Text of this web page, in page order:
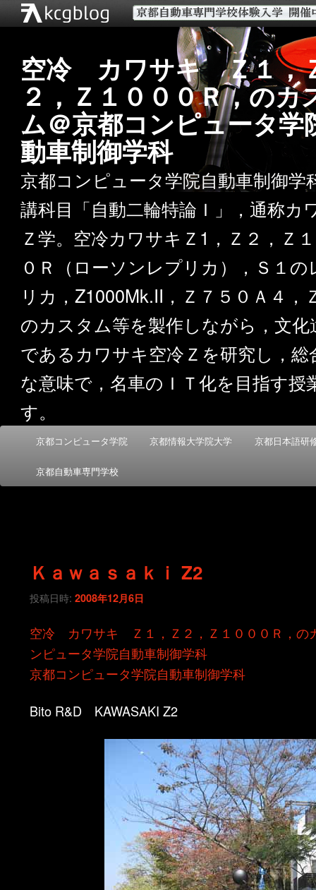
空冷 カワサキ Ｚ１，
２，Ｚ１０００Ｒ，のカ
ム＠京都コンピュータ学
動車制御学科
京都コンピュータ学院自動車制御学
講科目「自動二輪特論Ｉ」，通称カ
Ｚ学。空冷カワサキＺ1，Ｚ２，Ｚ
０Ｒ（ローソンレプリカ），Ｓ１の
リカ，Z1000Mk.II，Ｚ７５０Ａ４，
のカスタム等を製作しながら，文化
であるカワサキ空冷Ｚを研究し，総
な意味で，名車のＩＴ化を目指す授
す。
メ
メ
イ
ン
ン
ツ
へ
サ
ブ
テ
ツ
へ
移
京都コンピュータ学院 京都情報大学院大学 京都日本語研
京都自動車専門学校
Ｋａｗａｓａｋｉ Z2
投稿日時:2008年12月6日
空冷 カワサキ Ｚ１，Ｚ２，Ｚ１０００Ｒ，の
ンピュータ学院自動車制御学科
京都コンピュータ学院自動車制御学科
Bito R&D KAWASAKI Z2